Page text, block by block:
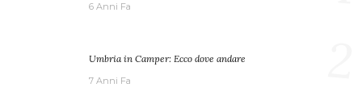
6 Anni Fa
Umbria in Camper: Ecco dove andare
7 Anni Fa